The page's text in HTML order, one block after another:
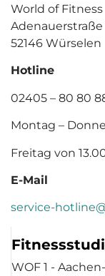
World of Fitness
Adenauerstraße
52146 Würselen
Hotline
02405 – 80 80
Montag –
Freitag von
E-Mail
service-
WOF 1 -